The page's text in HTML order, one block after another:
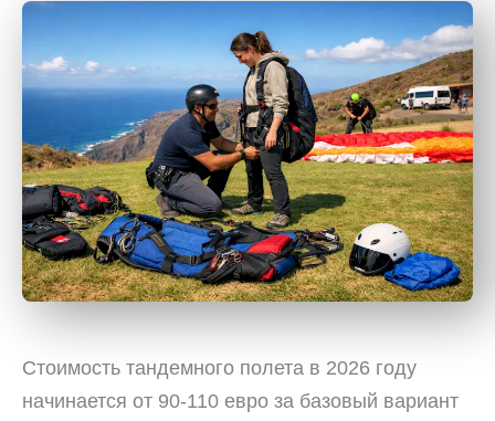
Стоимость тандемного полета в 2026 году
начинается от 90-110 евро за базовый вариант